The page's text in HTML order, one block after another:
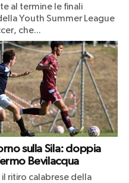
al termine le finali
Youth Summer League
che...
sulla Sila: doppia
Bevilacqua
ritiro calabrese della